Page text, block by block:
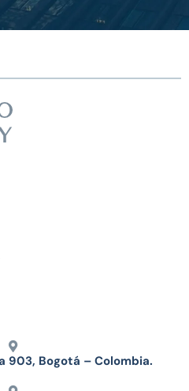
903, Bogotá – Colombia.